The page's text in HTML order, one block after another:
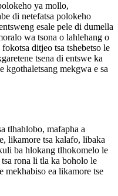
ya mollo,
di netefatsa polokeho
esale pele di dumella
wa tsona o lahlehang o
ditjeo tsa tshebetso le
tsena di entswe ka
kgothaletsang mekgwa e sa
tlhahlobo, mafapha a
likamore tsa kalafo, libaka
ba hlokang tlhokomelo le
rona li tla ka boholo le
mekhabiso ea likamore tse